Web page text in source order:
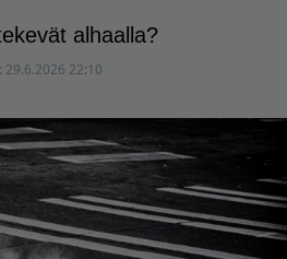
alhaalla?
29.6.2026 22:10